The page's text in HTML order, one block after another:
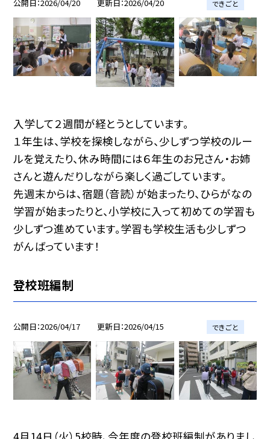
公開日 2026/04/20 更新日 2026/04/20 できごと
入学して２週間が経とうとしています。
１年生は、学校を探検しながら、少しずつ学校のルー
ルを覚えたり、休み時間には６年生のお兄さん・お姉
さんと遊んだりしながら楽しく過ごしています。
先週末からは、宿題（音読）が始まったり、ひらがなの
学習が始まったりと、小学校に入って初めての学習も
少しずつ進めています。学習も学校生活も少しずつ
がんばっています！
登校班編制
公開日 2026/04/17 更新日 2026/04/15 できごと